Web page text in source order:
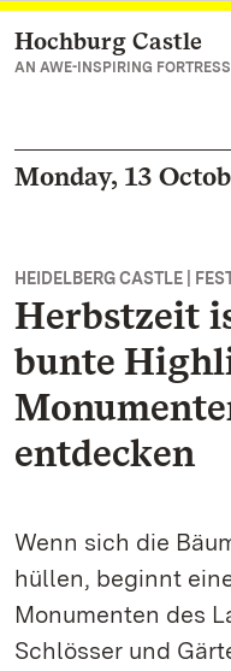
Navigate to main
Hochburg Castle
AN AWE-INSPIRING
Monday, 13
HEIDELBERG CASTLE |
Herbstzeit
bunte
entdecken
Wenn sich die
hüllen, beginnt
Monumenten des
Schlösser und